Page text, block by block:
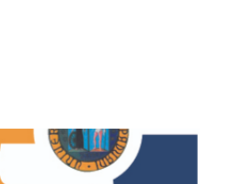
di Padova